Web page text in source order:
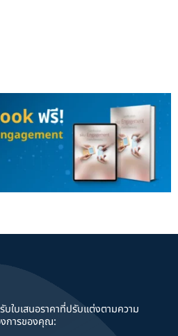
บใบเสนอราคาที่ปรับแต่งตามความ
การของคุณ: